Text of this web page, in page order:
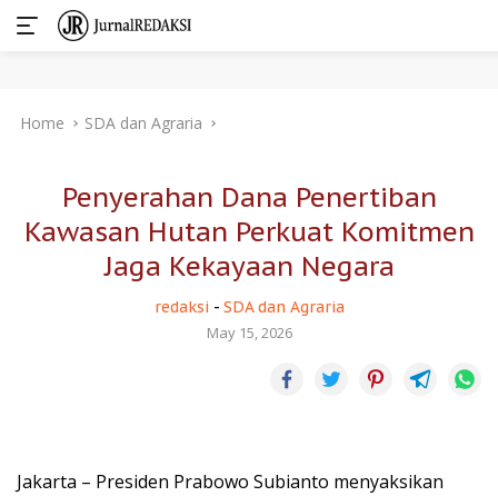
Home SDA dan Agraria
Penyerahan Dana Penertiban
Kawasan Hutan Perkuat Komitmen
Jaga Kekayaan Negara
redaksi - SDA dan Agraria
May 15, 2026
Jakarta – Presiden Prabowo Subianto menyaksikan